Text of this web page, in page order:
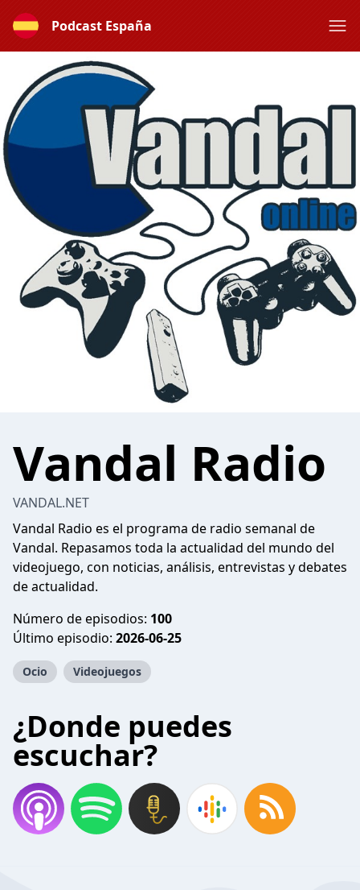
Podcast España
Vandal Radio
VANDAL.NET
Vandal Radio es el programa de radio semanal de
Vandal. Repasamos toda la actualidad del mundo del
videojuego, con noticias, análisis, entrevistas y debates
de actualidad.
Número de episodios: 100
Último episodio: 2026-06-25
Ocio Videojuegos
¿Donde puedes
escuchar?